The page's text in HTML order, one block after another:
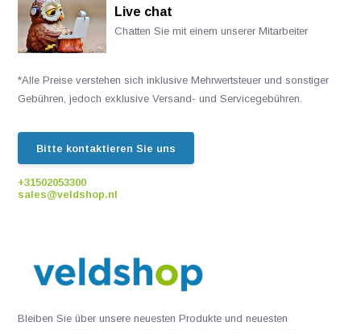
Live chat
Chatten Sie mit einem unserer Mitarbeiter
*Alle Preise verstehen sich inklusive Mehrwertsteuer und sonstiger
Gebühren, jedoch exklusive Versand- und Servicegebühren.
Bitte kontaktieren Sie uns
+31502053300
sales@veldshop.nl
Bleiben Sie über unsere neuesten Produkte und neuesten